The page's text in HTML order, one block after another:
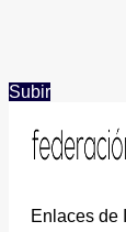
Subir
Enlaces de